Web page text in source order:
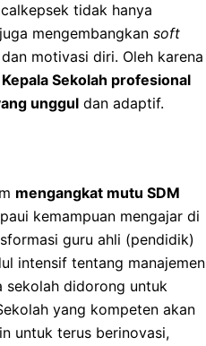
tidak hanya
mengembangkan soft
motivasi diri. Oleh karena
Kepala Sekolah profesional
unggul dan adaptif.
mengangkat mutu SDM
kemampuan mengajar di
guru ahli (pendidik)
intensif tentang manajemen
sekolah didorong untuk
yang kompeten akan
untuk terus berinovasi,